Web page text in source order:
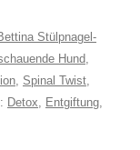
Stülpnagel-
Hund,
, Spinal Twist,
Detox, Entgiftung,